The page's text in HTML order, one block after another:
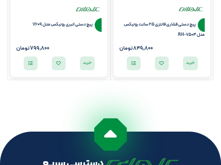
پیچ دستی فشاری فانتزی 25 سانت رونیکس
مدل RH-7504
849,800تومان
خرید
پیچ دستی انبری رونیکس مدل 7609
799,800تومان
خرید